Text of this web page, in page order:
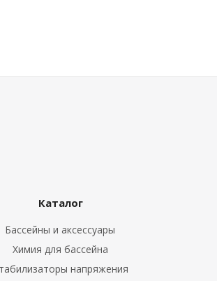
Каталог
Бассейны и аксессуары
Химия для бассейна
напряжения